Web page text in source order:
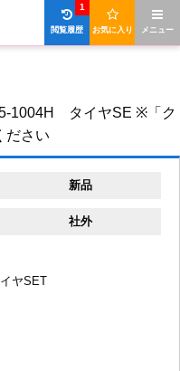
メニュー
お気に入り
閲覧履歴
1
1004H タイヤSE ※「ク
ださい
新品
社外
ヤSET